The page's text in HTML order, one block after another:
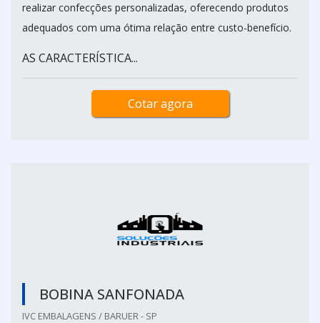
realizar confecções personalizadas, oferecendo produtos
adequados com uma ótima relação entre custo-benefício.
AS CARACTERÍSTICA...
Cotar agora
BOBINA SANFONADA
IVC EMBALAGENS / BARUER - SP